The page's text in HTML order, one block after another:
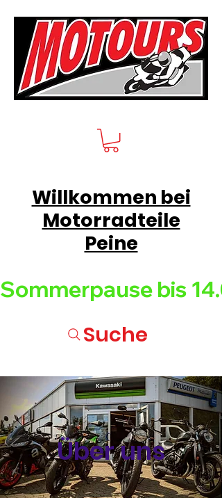
Sommerpause bis
Willkommen bei
Motorradteile
Peine
Suche
Über uns